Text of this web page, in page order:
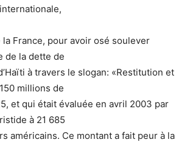
France, pour avoir osé soulever
de la dette de
à travers le slogan: «Restitution et
millions de
et qui était évaluée en avril 2003 par
à 21 685
américains. Ce montant a fait peur à la